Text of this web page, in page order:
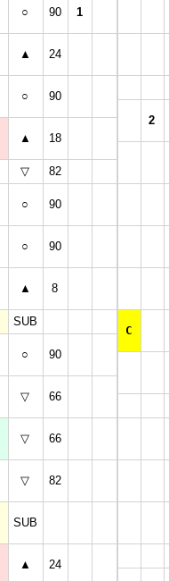
○ 90 1
▲ 24
○ 90
▲ 18
▽ 82
○ 90
○ 90
▲ 8
SUB
○ 90
▽ 66
▽ 66
▽ 82
SUB
▲ 24
2
C